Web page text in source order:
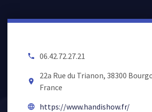
local_phone 06.42.72.27.21
room
22a Rue du Trianon, 38300
France
language https://www.handishow.fr/